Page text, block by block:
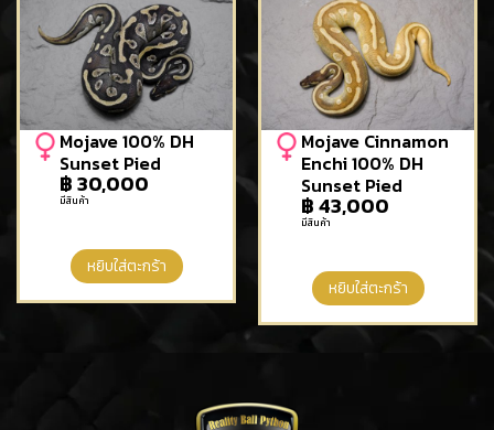
Mojave 100% DH
Sunset Pied
฿30,000
มีสินค้า
หยิบใส่ตะกร้า
Mojave Cinnamon
Enchi 100% DH
Sunset Pied
฿43,000
มีสินค้า
หยิบใส่ตะกร้า